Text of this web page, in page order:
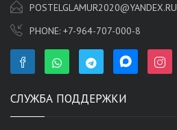
POSTELGLAMUR2020@YANDEX.RU
PHONE: +7-964-707-000-8
СЛУЖБА ПОДДЕРЖКИ